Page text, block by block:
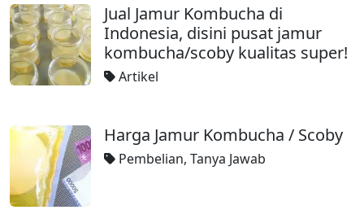
Jual Jamur Kombucha di
Indonesia, disini pusat jamur
kombucha/scoby kualitas super!
Artikel
Harga Jamur Kombucha / Scoby
Pembelian, Tanya Jawab